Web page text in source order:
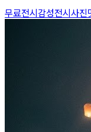
무료전시 감성전시 사진